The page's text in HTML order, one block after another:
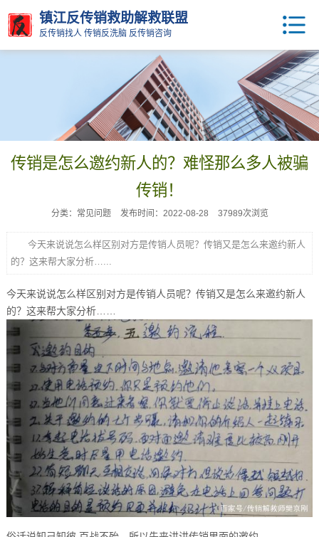
镇江反传销救助解救联盟
反传销找人 传销反洗脑 反传销咨询
传销是怎么邀约新人的？难怪那么多人被骗
传销！
分类：常见问题 发布时间：2022-08-28 37989次浏览
今天来说说怎么样区别对方是传销人员呢？传销又是怎么来邀约新人
的？这来帮大家分析…...
今天来说说怎么样区别对方是传销人员呢？传销又是怎么来邀约新人
的？这来帮大家分析……